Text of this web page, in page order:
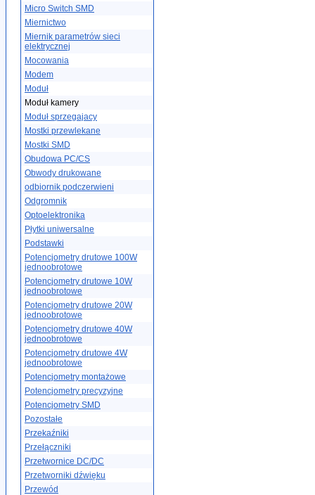
Micro Switch SMD
Miernictwo
Miernik parametrów sieci
elektrycznej
Mocowania
Modem
Moduł
Moduł kamery
Moduł sprzegajacy
Mostki przewlekane
Mostki SMD
Obudowa PC/CS
Obwody drukowane
odbiornik podczerwieni
Odgromnik
Optoelektronika
Płytki uniwersalne
Podstawki
Potencjometry drutowe 100W
jednoobrotowe
Potencjometry drutowe 10W
jednoobrotowe
Potencjometry drutowe 20W
jednoobrotowe
Potencjometry drutowe 40W
jednoobrotowe
Potencjometry drutowe 4W
jednoobrotowe
Potencjometry montażowe
Potencjometry precyzyjne
Potencjometry SMD
Pozostałe
Przekaźniki
Przełączniki
Przetwornice DC/DC
Przetworniki dźwięku
Przewód